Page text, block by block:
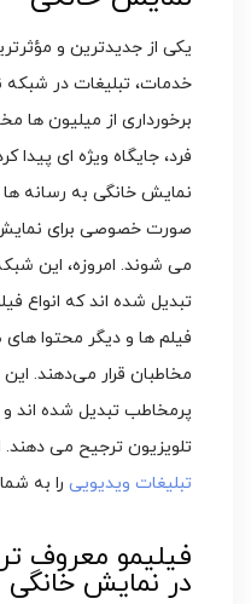
یکی از جدیدترین و
خدمات، تبلیغات در
برخورداری از میلیون‌ ها
فرد، جایگاه ویژه ‌ای
نمایش خانگی به رسانه‌ ها
‌صورت خصوصی برای نمایش
می‌ شوند. امروزه، این
تبدیل شده ‌اند که انواع
‌فیلم‌ ها و دیگر محتوا
مخاطبان قرار می‌دهند.
پرمخاطب تبدیل شده ‌اند و
تلویزیون ترجیح می ‌دهند.
تبلیغات ویدیویی را به
فیلیمو معروف
در نمایش خانگی